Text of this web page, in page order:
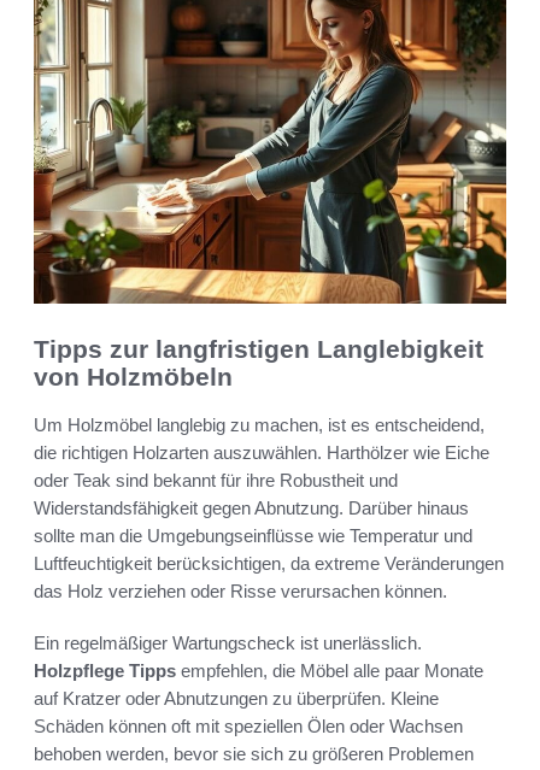
Tipps zur langfristigen Langlebigkeit
von Holzmöbeln
Um Holzmöbel langlebig zu machen, ist es entscheidend,
die richtigen Holzarten auszuwählen. Harthölzer wie Eiche
oder Teak sind bekannt für ihre Robustheit und
Widerstandsfähigkeit gegen Abnutzung. Darüber hinaus
sollte man die Umgebungseinflüsse wie Temperatur und
Luftfeuchtigkeit berücksichtigen, da extreme Veränderungen
das Holz verziehen oder Risse verursachen können.
Ein regelmäßiger Wartungscheck ist unerlässlich.
Holzpflege Tipps empfehlen, die Möbel alle paar Monate
auf Kratzer oder Abnutzungen zu überprüfen. Kleine
Schäden können oft mit speziellen Ölen oder Wachsen
behoben werden, bevor sie sich zu größeren Problemen